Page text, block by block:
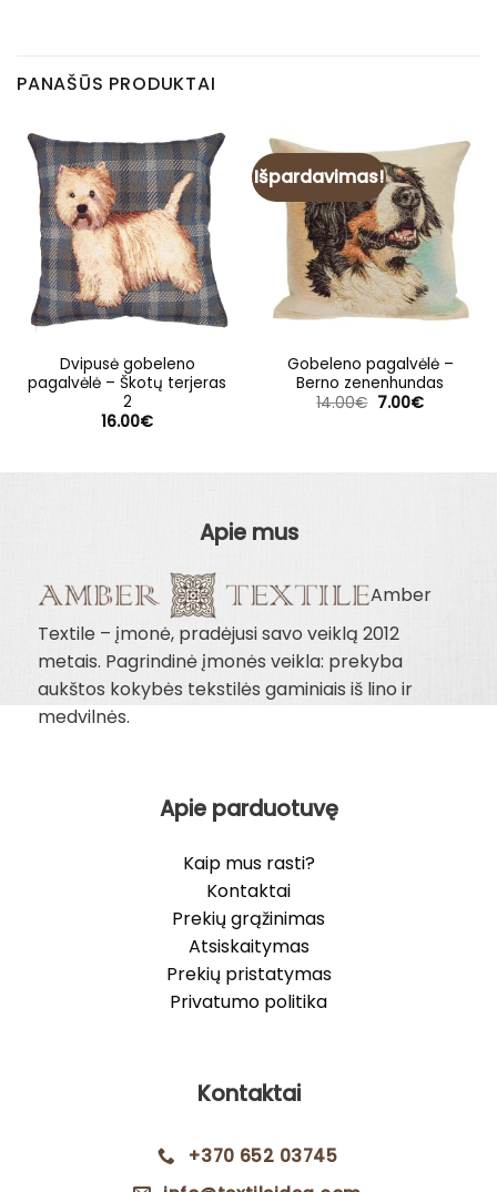
PANAŠŪS PRODUKTAI
Dvipusė gobeleno
pagalvėlė – Škotų terjeras
2
16.00€
Išpardavimas!
Gobeleno pagalvėlė –
Berno zenenhundas
14.00€ Original
7.00€Current
Apie mus
Amber
Textile – įmonė, pradėjusi savo veiklą 2012
metais. Pagrindinė įmonės veikla: prekyba
aukštos kokybės tekstilės gaminiais iš lino ir
medvilnės.
Apie parduotuvę
Kaip mus rasti?
Kontaktai
Prekių grąžinimas
Atsiskaitymas
Prekių pristatymas
Privatumo politika
Kontaktai
+370 652 03745